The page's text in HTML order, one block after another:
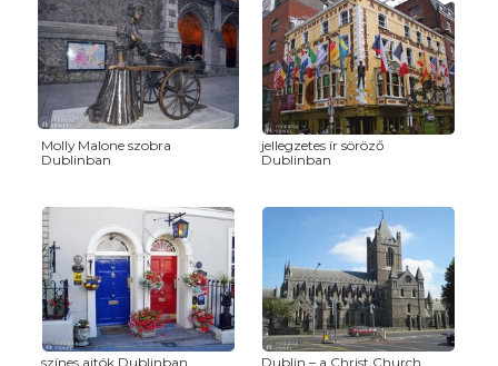
Molly Malone szobra
Dublinban
jellegzetes ír söröző
Dublinban
színes ajtók Dublinban
Dublin – a Christ Church